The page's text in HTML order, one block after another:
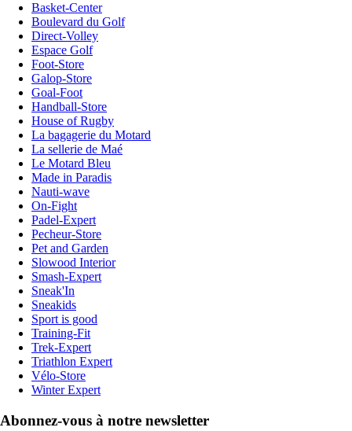
Basket-Center
Boulevard du Golf
Direct-Volley
Espace Golf
Foot-Store
Galop-Store
Goal-Foot
Handball-Store
House of Rugby
La bagagerie du Motard
La sellerie de Maé
Le Motard Bleu
Made in Paradis
Nauti-wave
On-Fight
Padel-Expert
Pecheur-Store
Pet and Garden
Slowood Interior
Smash-Expert
Sneak'In
Sneakids
Sport is good
Training-Fit
Trek-Expert
Triathlon Expert
Vélo-Store
Winter Expert
Abonnez-vous à notre newsletter